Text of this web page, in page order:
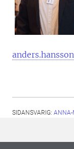
SIDANSVARIG: ANNA-